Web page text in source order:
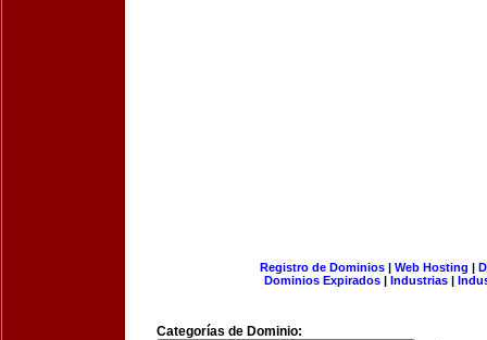
Registro de Dominios| Web Hosting |
Dominios Expirados | Industrias |
Categorías de Dominio: